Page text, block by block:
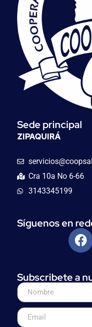
Sede principal
ZIPAQUIRÁ
Cra 10a No 6-66
3143345199
Síguenos en
Subscribete a